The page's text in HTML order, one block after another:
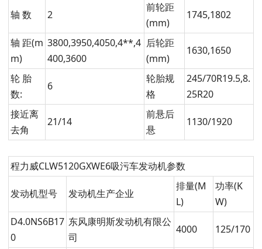
轴 数 2
前轮距
(mm)
1745,1802
轴 距(m
m)
3800,3950,4050,4**,4
400,3600
后轮距
(mm)
1630,1650
轮 胎
数:
6
轮胎规
格
245/70R19.5,8.
25R20
接近离
去角
21/14
前悬后
悬
1130/1920
程力威CLW5120GXWE6吸污车发动机参数
发动机型号 发动机生产企业
排量(M
L)
功率(K
W)
D4.0NS6B17
0
东风康明斯发动机有限公
司
4000 125/170